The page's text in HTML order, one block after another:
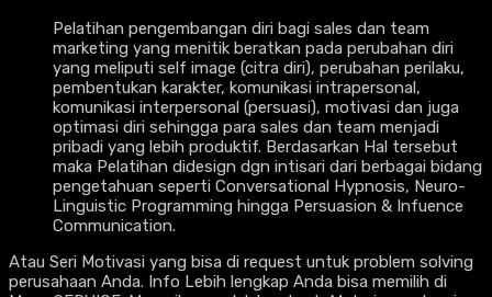
Pelatihan pengembangan diri bagi sales dan team
marketing yang menitik beratkan pada perubahan diri
yang meliputi self image (citra diri), perubahan perilaku,
pembentukan karakter, komunikasi intrapersonal,
komunikasi interpersonal (persuasi), motivasi dan juga
optimasi diri sehingga para sales dan team menjadi
pribadi yang lebih produktif. Berdasarkan Hal tersebut
maka Pelatihan didesign dgn intisari dari berbagai bidang
pengetahuan seperti Conversational Hypnosis, Neuro-
Linguistic Programming hingga Persuasion & Infuence
Communication.
Atau Seri Motivasi yang bisa di request untuk problem solving
perusahaan Anda. Info Lebih lengkap Anda bisa memilih di